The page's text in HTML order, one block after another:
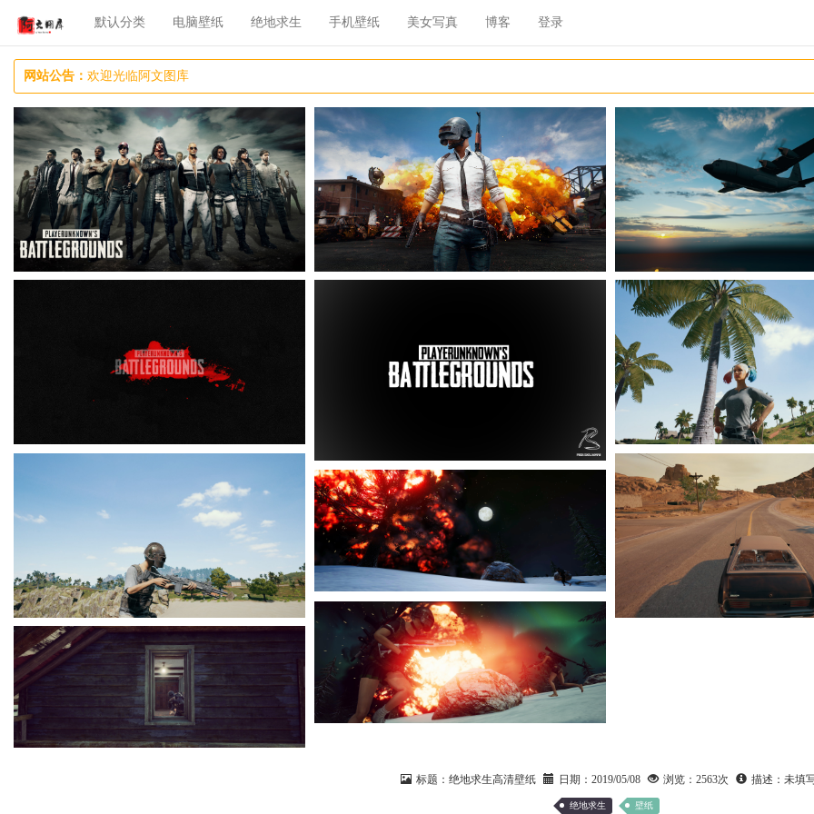
网站公告： 欢迎光临阿文图库
默认分类 电脑壁纸 绝地求生 手机壁纸 美女写真 博客 登录
标题： 绝地求生高清壁纸 日期： 2019/05/08 浏览： 2563次 描述： 未填
绝地求生 壁纸